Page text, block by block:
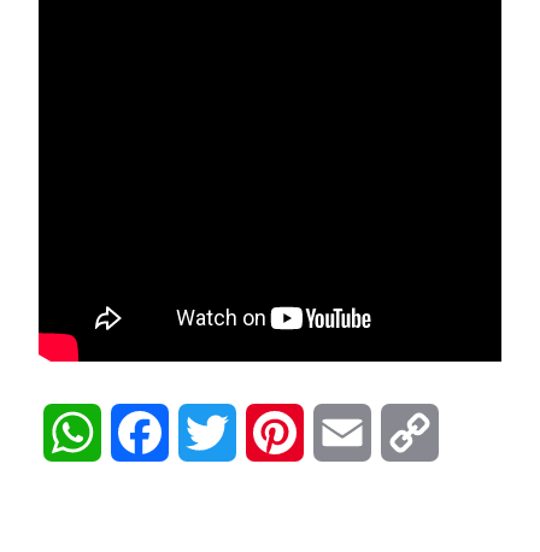
WhatsAppFacebook Twitter Pinterest Email